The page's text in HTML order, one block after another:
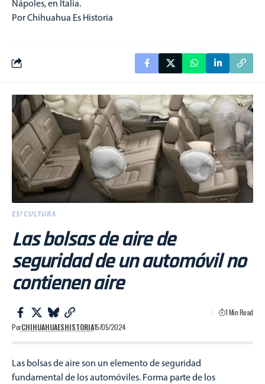
Nápoles, en Italia.
Por Chihuahua Es Historia
ES! CULTURA
Las bolsas de aire de
seguridad de un automóvil no
contienen aire
PorCHIHUAHUAESHISTORIA15/05/2024
1 Min Read
Las bolsas de aire son un elemento de seguridad
fundamental de los automóviles. Forma parte de los